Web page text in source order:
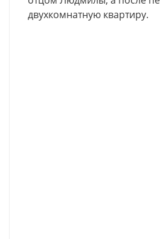
двухкомнатную квартиру.